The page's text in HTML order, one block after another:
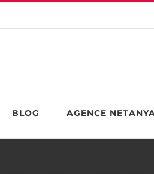
BLOG AGENCE